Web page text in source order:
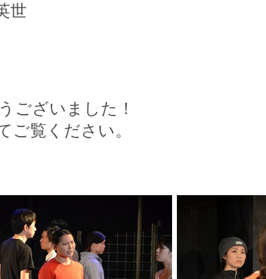
世
ございました！
ご覧ください。